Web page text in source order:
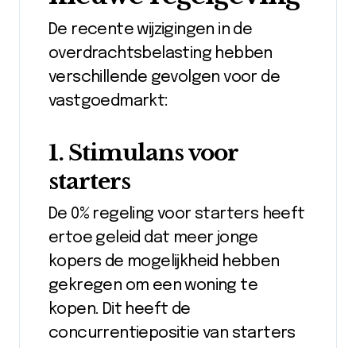
De recente wijzigingen in de
overdrachtsbelasting hebben
verschillende gevolgen voor de
vastgoedmarkt:
1. Stimulans voor
starters
De 0% regeling voor starters heeft
ertoe geleid dat meer jonge
kopers de mogelijkheid hebben
gekregen om een woning te
kopen. Dit heeft de
concurrentiepositie van starters